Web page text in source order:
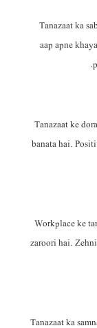
Tanazaat ka
aap apne
Tanazaat ke
banata hai.
Workplace ke
zaroori hai.
Tanazaat ka